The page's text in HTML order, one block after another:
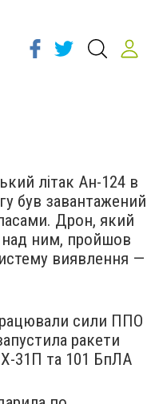
літак Ан-124 в
був завантажений
Дрон, який
над ним, пройшов
виявлення —
сили ППО
ракети
Х-31П та 101 БпЛА